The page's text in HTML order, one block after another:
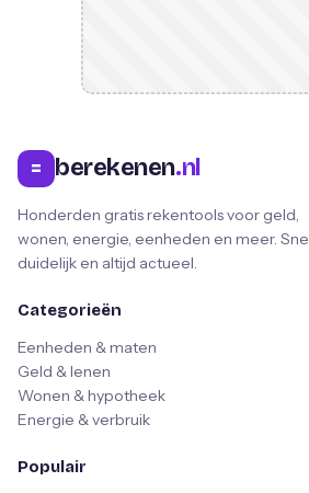
= berekenen.nl
Honderden gratis rekentools voor geld,
wonen, energie, eenheden en meer.
duidelijk en altijd actueel.
Categorieën
Eenheden & maten
Geld & lenen
Wonen & hypotheek
Energie & verbruik
Populair